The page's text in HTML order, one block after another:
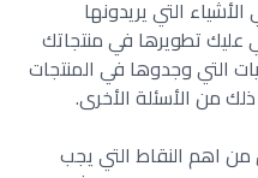
التي يريدونها
عليك تطويرها في منتجاتك
التي وجدوها في المنتجات
من الأسئلة الأخرى.
اهم النقاط التي يجب